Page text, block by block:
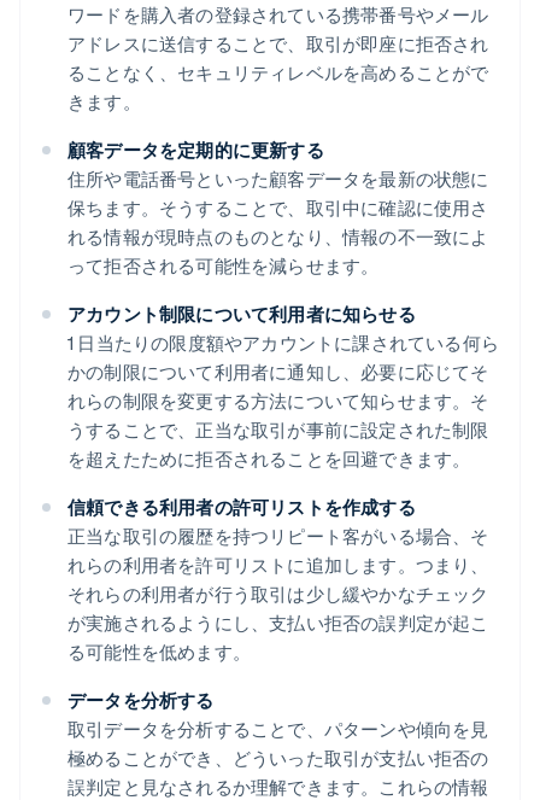
ワードを購入者の登録されている携帯番号やメール
アドレスに送信することで、取引が即座に拒否され
ることなく、セキュリティレベルを高めることがで
きます。
顧客データを定期的に更新する
住所や電話番号といった顧客データを最新の状態に
保ちます。そうすることで、取引中に確認に使用さ
れる情報が現時点のものとなり、情報の不一致によ
って拒否される可能性を減らせます。
アカウント制限について利用者に知らせる
1 日当たりの限度額やアカウントに課されている何ら
かの制限について利用者に通知し、必要に応じてそ
れらの制限を変更する方法について知らせます。そ
うすることで、正当な取引が事前に設定された制限
を超えたために拒否されることを回避できます。
信頼できる利用者の許可リストを作成する
正当な取引の履歴を持つリピート客がいる場合、そ
れらの利用者を許可リストに追加します。つまり、
それらの利用者が行う取引は少し緩やかなチェック
が実施されるようにし、支払い拒否の誤判定が起こ
る可能性を低めます。
データを分析する
取引データを分析することで、パターンや傾向を見
極めることができ、どういった取引が支払い拒否の
誤判定と見なされるか理解できます。これらの情報